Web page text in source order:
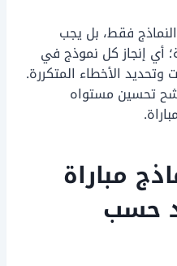
فقط، بل يجب
أي إنجاز كل نموذج في
وتحديد الأخطاء المتكررة.
تحسين مستواه
مباراة
حسب